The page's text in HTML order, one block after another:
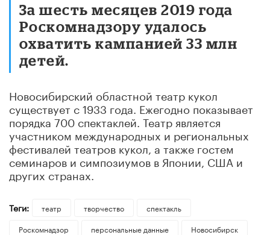
За шесть месяцев 2019 года
Роскомнадзору удалось
охватить кампанией 33 млн
детей.
Новосибирский областной театр кукол
существует с 1933 года. Ежегодно показывает
порядка 700 спектаклей. Театр является
участником международных и региональных
фестивалей театров кукол, а также гостем
семинаров и симпозиумов в Японии, США и
других странах.
Теги: театр творчество
спектакль
Роскомнадзор
персональные данные
Новосибирск